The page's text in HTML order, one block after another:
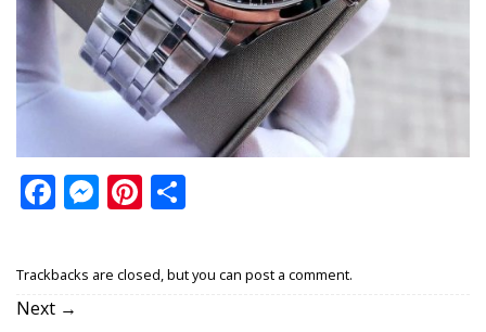
Facebook
Messenger
Pinterest
Trackbacks are closed, but you can post a comment.
Next →